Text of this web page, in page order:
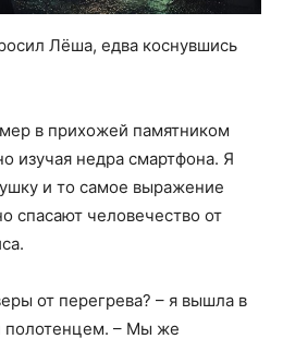
Лёша, едва коснувшись
в прихожей памятником
изучая недра смартфона. Я
и то самое выражение
спасают человечество от
от перегрева? – я вышла в
полотенцем. – Мы же